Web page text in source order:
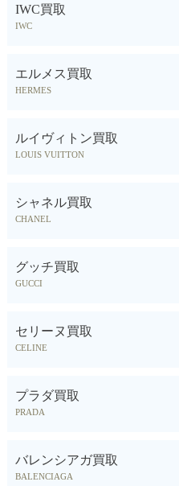
IWC買取
IWC
エルメス買取
HERMES
ルイヴィトン買取
LOUIS VUITTON
シャネル買取
CHANEL
グッチ買取
GUCCI
セリーヌ買取
CELINE
プラダ買取
PRADA
バレンシアガ買取
BALENCIAGA